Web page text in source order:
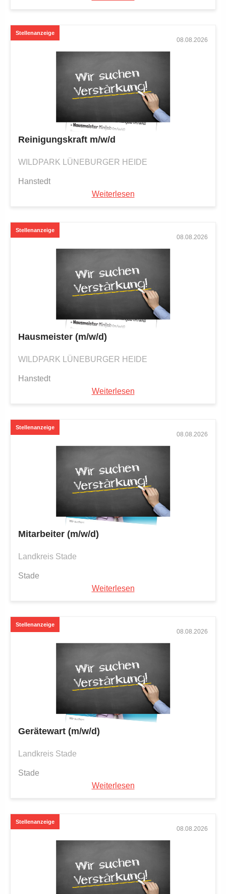
08.08.2026
Reinigungskraft m/w/d
WILDPARK LÜNEBURGER HEIDE
Hanstedt
Weiterlesen
08.08.2026
Hausmeister (m/w/d)
WILDPARK LÜNEBURGER HEIDE
Hanstedt
Weiterlesen
08.08.2026
Mitarbeiter (m/w/d)
Landkreis Stade
Stade
Weiterlesen
08.08.2026
Gerätewart (m/w/d)
Landkreis Stade
Stade
Weiterlesen
08.08.2026